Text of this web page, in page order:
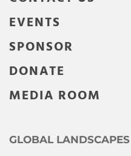
EVENTS
SPONSOR
DONATE
MEDIA ROOM
GLOBAL